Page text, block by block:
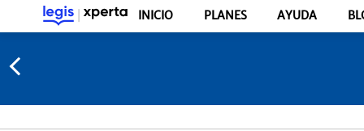
INICIO PLANES AYUDA